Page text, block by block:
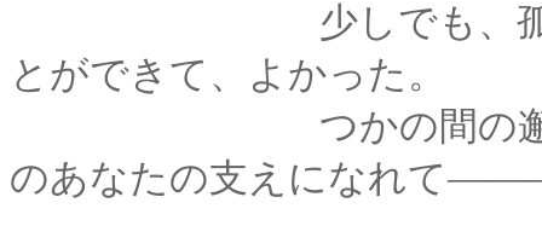
少しでも、孤独だっ
とができて、よかった。
つかの間の邂逅だと
のあなたの支えになれて